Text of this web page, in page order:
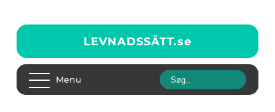
LEVNADSSÄTT.se
Menu